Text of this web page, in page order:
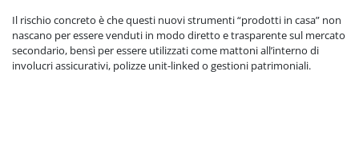
Il rischio concreto è che questi nuovi strumenti “prodotti in casa” non
nascano per essere venduti in modo diretto e trasparente sul mercato
secondario, bensì per essere utilizzati come mattoni all’interno di
involucri assicurativi, polizze unit-linked o gestioni patrimoniali.